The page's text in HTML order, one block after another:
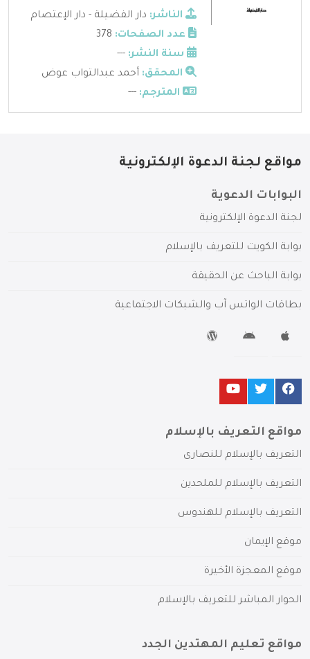
الناشر: دار الفضيلة - دار الإعتصام
عدد الصفحات:
سنة النشر: ---
المحقق: أحمد عبدالتواب عوض
المترجم: ---
مواقع لجنة الدعوة الإلكترونية
البوابات الدعوية
لجنة الدعوة الإلكترونية
بوابة الكويت للتعريف بالإسلام
بوابة الباحث عن الحقيقة
بطاقات الواتس آب والشبكات الاجتماعية
مواقع التعريف بالإسلام
التعريف بالإسلام للنصارى
التعريف بالإسلام للملحدين
التعريف بالإسلام للهندوس
موقع الإيمان
موقع المعجزة الأخيرة
الحوار المباشر للتعريف بالإسلام
مواقع تعليم المهتدين الجدد